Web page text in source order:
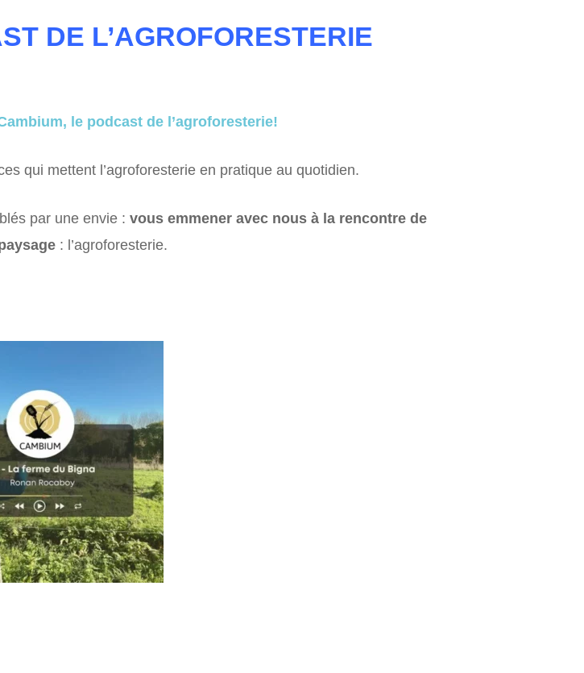
DE L’AGROFORESTERIE
le podcast de l’agroforesterie!
qui mettent l’agroforesterie en pratique au quotidien.
par une envie :vous emmener avec nous à la rencontre de
: l’agroforesterie.